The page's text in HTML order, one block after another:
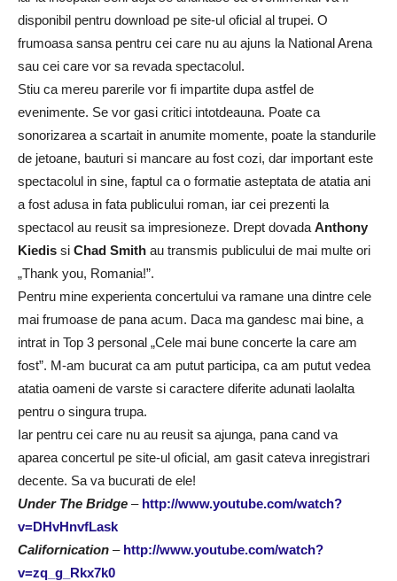
disponibil pentru download pe site-ul oficial al trupei. O
frumoasa sansa pentru cei care nu au ajuns la National Arena
sau cei care vor sa revada spectacolul.
Stiu ca mereu parerile vor fi impartite dupa astfel de
evenimente. Se vor gasi critici intotdeauna. Poate ca
sonorizarea a scartait in anumite momente, poate la standurile
de jetoane, bauturi si mancare au fost cozi, dar important este
spectacolul in sine, faptul ca o formatie asteptata de atatia ani
a fost adusa in fata publicului roman, iar cei prezenti la
spectacol au reusit sa impresioneze. Drept dovada Anthony
Kiedis si Chad Smith au transmis publicului de mai multe ori
„Thank you, Romania!”.
Pentru mine experienta concertului va ramane una dintre cele
mai frumoase de pana acum. Daca ma gandesc mai bine, a
intrat in Top 3 personal „Cele mai bune concerte la care am
fost”. M-am bucurat ca am putut participa, ca am putut vedea
atatia oameni de varste si caractere diferite adunati laolalta
pentru o singura trupa.
Iar pentru cei care nu au reusit sa ajunga, pana cand va
aparea concertul pe site-ul oficial, am gasit cateva inregistrari
decente. Sa va bucurati de ele!
Under The Bridge – http://www.youtube.com/watch?
v=DHvHnvfLask
Californication – http://www.youtube.com/watch?
v=zq_g_Rkx7k0